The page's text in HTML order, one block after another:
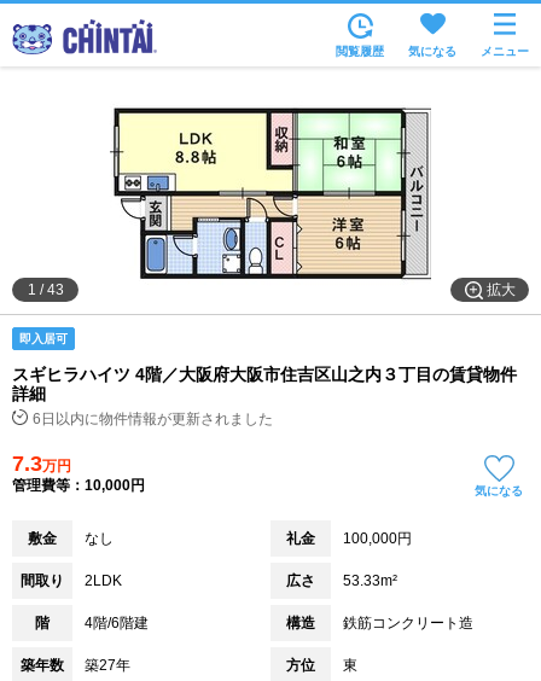
住所から
家賃相場から
通勤通学時間から
物件特集から
閲覧履歴 気になる メニュー
拡大
1 /43
即入居可
スギヒラハイツ 4階／大阪府大阪市住吉区山之内３丁目の賃貸物件
詳細
6日以内に物件情報が更新されました
7.3万円
管理費等：10,000円
気になる
敷金 なし 礼金 100,000円
間取り 2LDK 広さ 53.33m²
階 4階/6階建 構造 鉄筋コンクリート造
築年数 築27年 方位 東